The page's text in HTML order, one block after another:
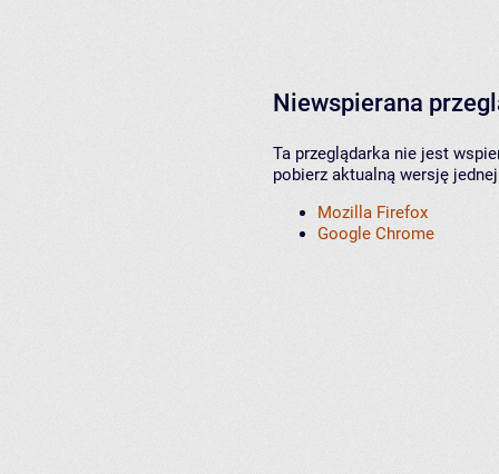
Niewspierana
Ta przeglądarka nie jest
pobierz aktualną wersję
Mozilla Firefox
Google Chrome